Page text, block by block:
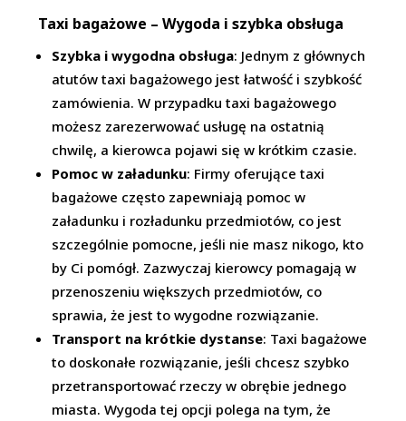
Taxi bagażowe – Wygoda i szybka obsługa
Szybka i wygodna obsługa: Jednym z głównych
atutów taxi bagażowego jest łatwość i szybkość
zamówienia. W przypadku taxi bagażowego
możesz zarezerwować usługę na ostatnią
chwilę, a kierowca pojawi się w krótkim czasie.
Pomoc w załadunku: Firmy oferujące taxi
bagażowe często zapewniają pomoc w
załadunku i rozładunku przedmiotów, co jest
szczególnie pomocne, jeśli nie masz nikogo, kto
by Ci pomógł. Zazwyczaj kierowcy pomagają w
przenoszeniu większych przedmiotów, co
sprawia, że jest to wygodne rozwiązanie.
Transport na krótkie dystanse: Taxi bagażowe
to doskonałe rozwiązanie, jeśli chcesz szybko
przetransportować rzeczy w obrębie jednego
miasta. Wygoda tej opcji polega na tym, że